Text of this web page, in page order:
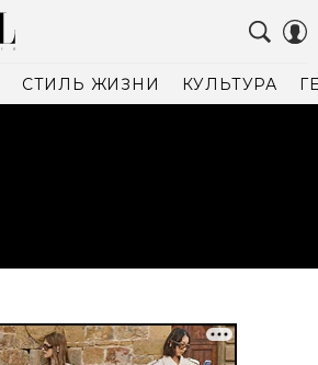
СТИЛЬ ЖИЗНИ КУЛЬТУРА